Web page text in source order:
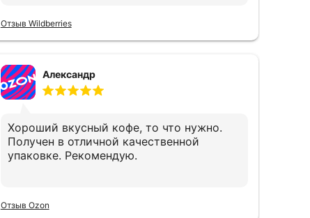
Отзыв Wildberries
Александр
Хороший вкусный кофе, то что нужно.
Получен в отличной качественной
упаковке. Рекомендую.
Отзыв Ozon